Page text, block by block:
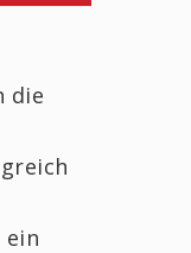
die
ein